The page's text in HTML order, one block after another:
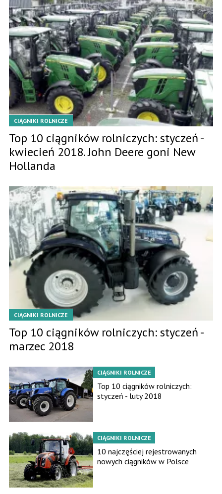
CIĄGNIKI ROLNICZE
Top 10 ciągników rolniczych: styczeń -
kwiecień 2018. John Deere goni New
Hollanda
CIĄGNIKI ROLNICZE
Top 10 ciągników rolniczych: styczeń -
marzec 2018
CIĄGNIKI ROLNICZE
Top 10 ciągników rolniczych:
styczeń - luty 2018
CIĄGNIKI ROLNICZE
10 najczęściej rejestrowanych
nowych ciągników w Polsce